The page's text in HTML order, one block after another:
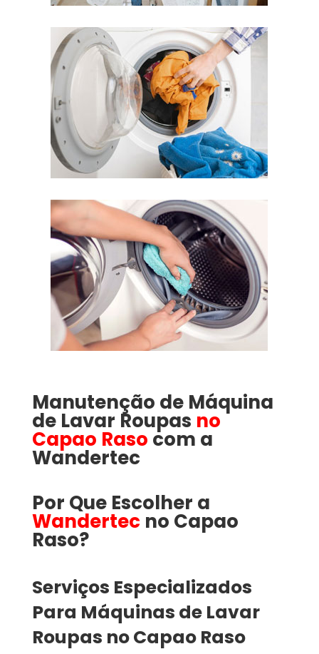
Manutenção de Máquina
de Lavar Roupas no
Capao Raso com a
Wandertec
Por Que Escolher a
Wandertec no Capao
Raso​​​?
Serviços Especializados
Para Máquinas de Lavar
Roupas no Capao Raso